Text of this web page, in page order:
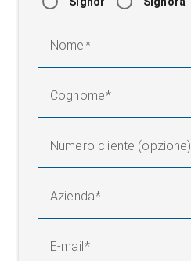
Nome
Cognome
Numero cliente (opzione)
Azienda
E-mail